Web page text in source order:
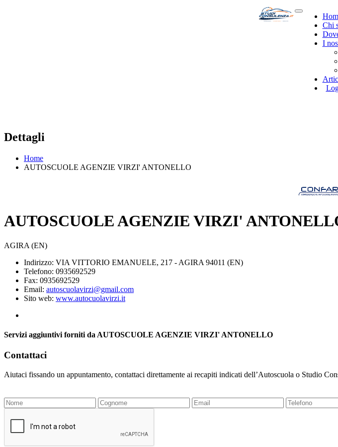
Chi
I
Dettagli
Home
AUTOSCUOLE AGENZIE VIRZI' ANTONELLO
AUTOSCUOLE AGENZIE VIRZI'
AGIRA (EN)
Indirizzo: VIA VITTORIO EMANUELE, 217 - AGIRA 94011 (EN)
Telefono: 0935692529
Fax: 0935692529
Email: autoscuolavirzi@gmail.com
Sito web: www.autocuolavirzi.it
Servizi aggiuntivi forniti da AUTOSCUOLE AGENZIE VIRZI' ANTONELLO
Contattaci
Aiutaci fissando un appuntamento, contattaci direttamente ai recapiti indicati dell’Autoscuola o Studio